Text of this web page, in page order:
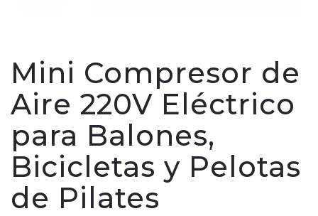
Mini Compresor de
Aire 220V Eléctrico
para Balones,
Bicicletas y Pelotas
de Pilates